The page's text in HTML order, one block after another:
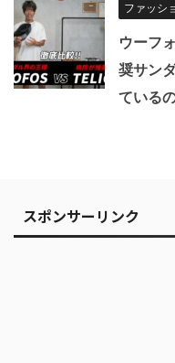
ファッシ
ウーフ
奨サン
ている
スポンサーリンク